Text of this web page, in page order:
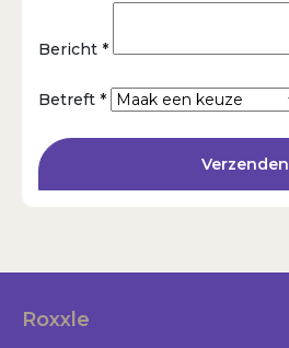
Bericht *
Betreft *
Verzenden
Roxxle